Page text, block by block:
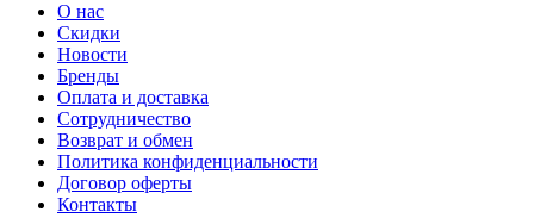
О нас
Скидки
Новости
Бренды
Оплата и доставка
Сотрудничество
Возврат и обмен
Политика конфиденциальности
Договор оферты
Контакты